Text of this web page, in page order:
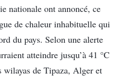
nationale ont annoncé, ce
de chaleur inhabituelle qui
du pays. Selon une alerte
atteindre jusqu’à 41 °C
wilayas de Tipaza, Alger et